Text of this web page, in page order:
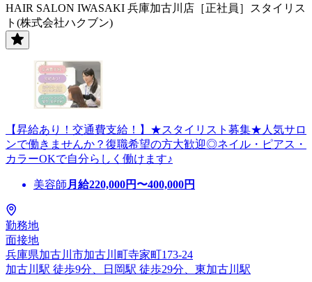
HAIR SALON IWASAKI 兵庫加古川店［正社員］スタイリス
ト(株式会社ハクブン)
【昇給あり！交通費支給！】★スタイリスト募集★人気サロ
ンで働きませんか？復職希望の方大歓迎◎ネイル・ピアス・
カラーOKで自分らしく働けます♪
美容師 月給220,000円〜400,000円
勤務地
面接地
兵庫県加古川市加古川町寺家町173-24
加古川駅 徒歩9分、日岡駅 徒歩29分、東加古川駅